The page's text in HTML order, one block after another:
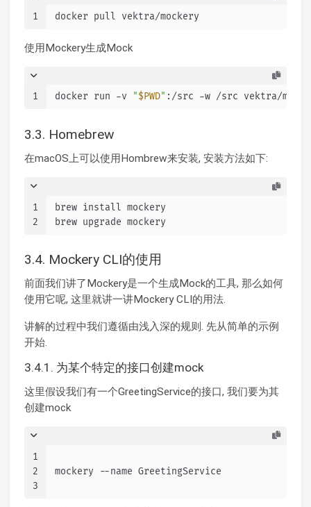
1 docker pull vektra/mockery
使用Mockery生成Mock
1 docker run -v "$PWD" :/src -w /src vektra/
3.3. Homebrew
在macOS上可以使用Hombrew来安装, 安装方法如下:
1
2
brew install mockery
brew upgrade mockery
3.4. Mockery CLI的使用
前面我们讲了Mockery是一个生成Mock的工具, 那么如何
使用它呢, 这里就讲一讲Mockery CLI的用法.
讲解的过程中我们遵循由浅入深的规则. 先从简单的示例
开始.
3.4.1. 为某个特定的接口创建mock
这里假设我们有一个GreetingService的接口, 我们要为其
创建mock
1
2
3
mockery --name GreetingService